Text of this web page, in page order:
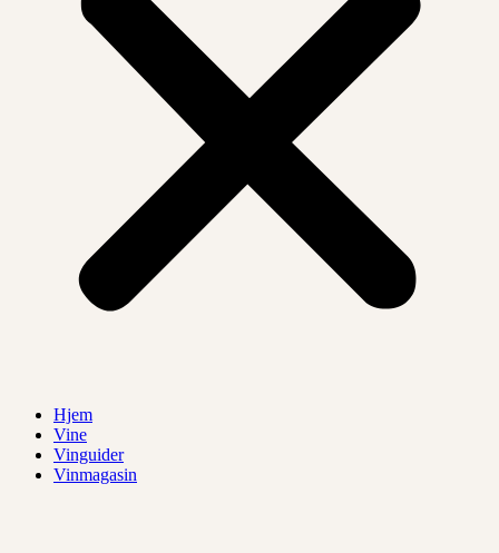
Hjem
Vine
Vinguider
Vinmagasin